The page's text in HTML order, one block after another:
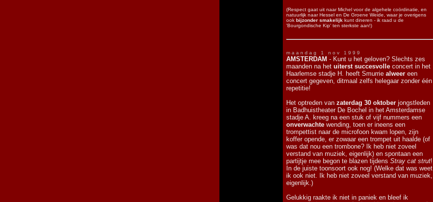
(Respect gaat uit naar Michel voor de algehele coördinatie, en
natuurlijk naar Hessel en De Groene Weide, waar je overigens
ook bijzonder smakelijk kunt dineren - ik raad u de
'Bourgondische Kip' ten sterkste aan!)
m a a n d a g 1 n o v 1 9 9 9
AMSTERDAM - Kunt u het geloven? Slechts zes
maanden na het uiterst succesvolle concert in het
Haarlemse stadje H. heeft Smurrie alweer een
concert gegeven, ditmaal zelfs helegaar zonder één
repetitie!
Het optreden van zaterdag 30 oktober jongstleden
in Badhuistheater De Bochel in het Amsterdamse
stadje A. kreeg na een stuk of vijf nummers een
onverwachte wending, toen er ineens een
trompettist naar de microfoon kwam lopen, zijn
koffer opende, er zowaar een trompet uit haalde (of
was dat nou een trombone? Ik heb niet zoveel
verstand van muziek, eigenlijk) en spontaan een
partijtje mee begon te blazen tijdens Stray cat strut!
In de juiste toonsoort ook nog! (Welke dat was weet
ik ook niet. Ik heb niet zoveel verstand van muziek,
eigenlijk.)
Gelukkig raakte ik niet in paniek en bleef ik